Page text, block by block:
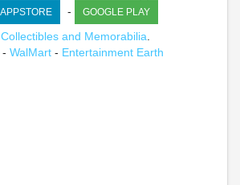
- GOOGLE PLAY
Collectibles and Memorabilia
WalMart- Entertainment Earth